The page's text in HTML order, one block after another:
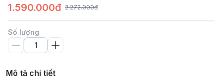
1.590.000đ 2.272.000đ
Số lượng
Mô tả chi tiết